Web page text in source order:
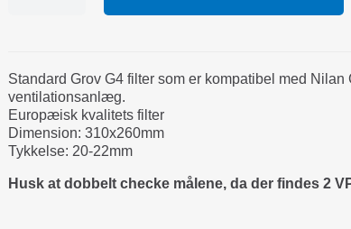
Standard Grov G4 filter som er kompatibel med Nilan
ventilationsanlæg.
Europæisk kvalitets filter
Dimension: 310x260mm
Tykkelse: 20-22mm
Husk at dobbelt checke målene, da der findes 2